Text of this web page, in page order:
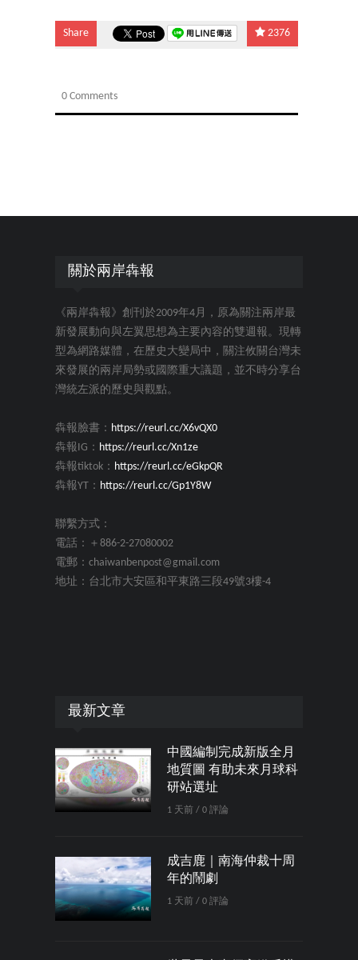
Share 2376
0 Comments
關於兩岸犇報
《兩岸犇報》創刊於2009年4月，原為關注兩岸最
新發展動向與左翼思想為主要內容的雙週報。現轉
型為網路媒體，在歷史大變局中，關注攸關台灣未
來發展的兩岸局勢或國際重大議題，並不時分享台
灣統左派的歷史與觀點。
犇報臉書： https://reurl.cc/X6vQX0
犇報IG： https://reurl.cc/Xn1ze
犇報tiktok： https://reurl.cc/eGkpQR
犇報YT： https://reurl.cc/Gp1Y8W
聯繫方式：
電話：＋886-2-27080002
電郵：chaiwanbenpost@gmail.com
地址：台北市大安區和平東路三段49號3樓-4
最新文章
中國編制完成新版全月
地質圖 有助未來月球科
研站選址
1 天前 / 0 評論
成吉鹿｜南海仲裁十周
年的鬧劇
1 天前 / 0 評論